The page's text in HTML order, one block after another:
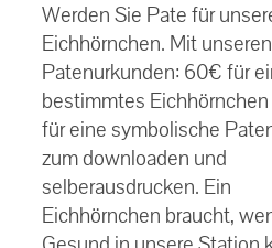
Werden Sie Pate für
Eichhörnchen. Mit unseren
Patenurkunden: 60€ für
bestimmtes
für eine symbolische
zum downloaden und
selberausdrucken. Ein
Eichhörnchen braucht,